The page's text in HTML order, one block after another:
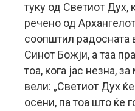
туку од Светиот Дух,
речено од Архангелот
соопштил радосната
Синот Божји, а таа
тоа, кога јас незна,
вели: „Светиот Дух
осени, па тоа што ќе